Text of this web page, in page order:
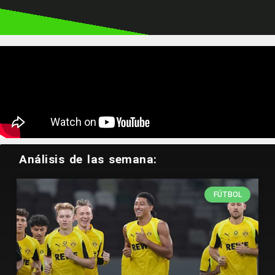
Tweets by CodereCO
Análisis de las semana:
FÚTBOL